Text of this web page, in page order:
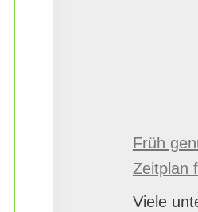
Früh
Zeitplan
Viele